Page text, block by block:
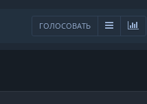
ГОЛОСОВАТЬ